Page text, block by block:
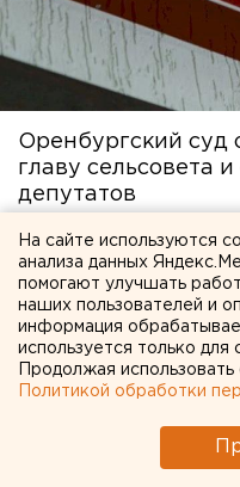
Оренбургский суд
главу сельсовета
депутатов
На сайте используются
анализа данных
помогают улучшать
наших пользователей и
информация
используется только для
Продолжая
Политикой обработки